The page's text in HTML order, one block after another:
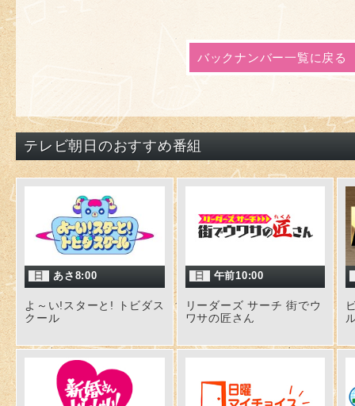
バックナンバー一覧に戻る
テレビ朝日のおすすめ番組
日 あさ8:00
よ～い!スターと! トビダス
クール
日 午前10:00
リーダーズ サーチ 街でウ
ワサの匠さん